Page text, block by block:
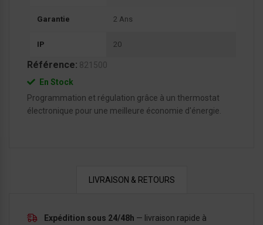
Garantie 2 Ans
IP 20
Référence: 821500
En Stock
Programmation et régulation grâce à un thermostat
électronique pour une meilleure économie d'énergie.
LIVRAISON & RETOURS
Expédition sous 24/48h — livraison rapide à